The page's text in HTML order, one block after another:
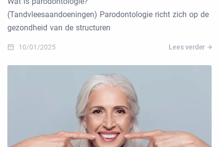
(Tandvleesaandoeningen) Parodontologie richt zich op de
gezondheid van de structuren
10/01/2025 Lees verder